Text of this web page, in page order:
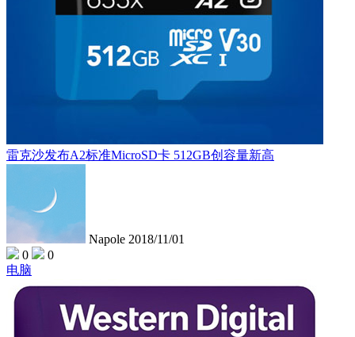
雷克沙发布A2标准MicroSD卡 512GB创容量新高
Napole 2018/11/01
0
0
电脑